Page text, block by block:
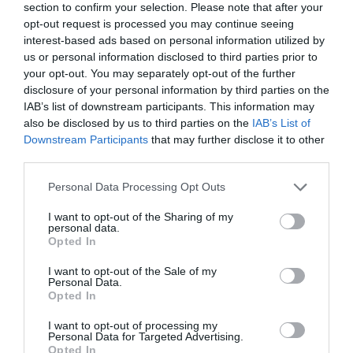
section to confirm your selection. Please note that after your
opt-out request is processed you may continue seeing
interest-based ads based on personal information utilized by
us or personal information disclosed to third parties prior to
your opt-out. You may separately opt-out of the further
disclosure of your personal information by third parties on the
IAB’s list of downstream participants. This information may
also be disclosed by us to third parties on the IAB’s List of
Downstream Participants that may further disclose it to other
Personal Data Processing Opt Outs
I want to opt-out of the Sharing of my
personal data.
Opted In
I want to opt-out of the Sale of my
Personal Data.
Opted In
I want to opt-out of processing my
Personal Data for Targeted Advertising.
Opted In
Kaip haliucinogenai veikia mūsų
asmenybę
Asteroidai ir mėnulis: kieno tai
nuosavybė
Planai kasinėti dangaus kūnų
pažeisti daugybę tarptautinio kosmoso
punktų. Ar asteroidai, savyje turintys daug
žuvys jūroje? Pasak neseniai
kompanijos „Planetary Resources” iš Sietlo:
Tautos.
Ši bendrovė per artimiausius du metus planuoja į Žemės orbitą
asteroidus. Jei tokių asteroidų bus aptikta, tai planuojama į juos
robotus, kurie nustatytų asteroido brangiųjų metalų išteklius – ypač